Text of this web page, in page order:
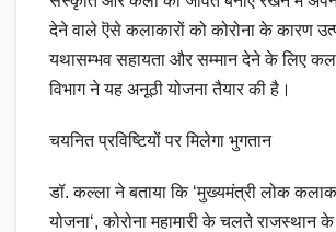
देने वाले ऎसे कलाकारों को कोरोना के कारण
यथासम्भव सहायता और सम्मान देने के लिए
विभाग ने यह अनूठी योजना तैयार की है।
चयनित प्रविष्टियों पर मिलेगा भुगतान
डॉ. कल्ला ने बताया कि ‘मुख्यमंत्री लोक
योजना‘, कोरोना महामारी के चलते राजस्थान के